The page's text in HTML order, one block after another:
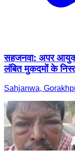
सहजनवा: अपर
लंबित मुकदमों के
Sahjanwa,